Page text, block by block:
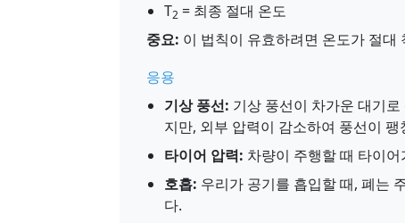
T2 = 최종 절대 온도
중요: 이 법칙이 유효하려면 온도가 절대
응용
기상 풍선: 기상 풍선이 차가운 대기
지만, 외부 압력이 감소하여 풍선이
타이어 압력: 차량이 주행할 때 타이
호흡: 우리가 공기를 흡입할 때, 폐는
다.